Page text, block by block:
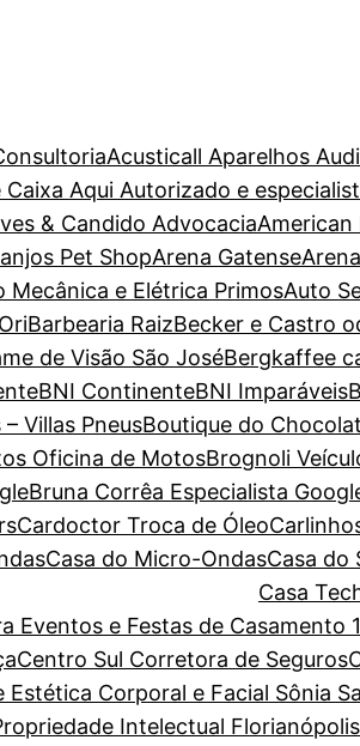
Acusticall Aparelhos
Aqui Autorizado e
& Candido AdvocaciaAmerican
Pet ShopArena Gatense
Mecânica e Elétrica PrimosAuto
Barbearia RaizBecker e Castro
de Visão São JoséBergkaffee
BNI ContinenteBNI Imparáveis
Villas PneusBoutique do
Oficina de MotosBrognoli
Bruna Corrêa Especialista
Cardoctor Troca de Óleo
Casa do Micro-OndasCasa do
Casa
Eventos e Festas de
Centro Sul Corretora de Seguros
Estética Corporal e Facial Sônia
Intelectual Florianópolis